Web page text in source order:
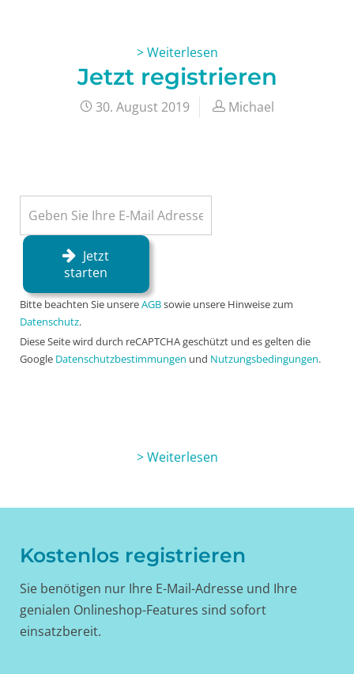
> Weiterlesen
Jetzt registrieren
30. August 2019 Michael
Jetzt
starten
Bitte beachten Sie unsereAGBsowie unsere Hinweise zum
Datenschutz.
Diese Seite wird durch reCAPTCHA geschützt und es gelten die
Google Datenschutzbestimmungen und Nutzungsbedingungen.
> Weiterlesen
Kostenlos registrieren
Sie benötigen nur Ihre E-Mail-Adresse und Ihre
genialen Onlineshop-Features sind sofort
einsatzbereit.